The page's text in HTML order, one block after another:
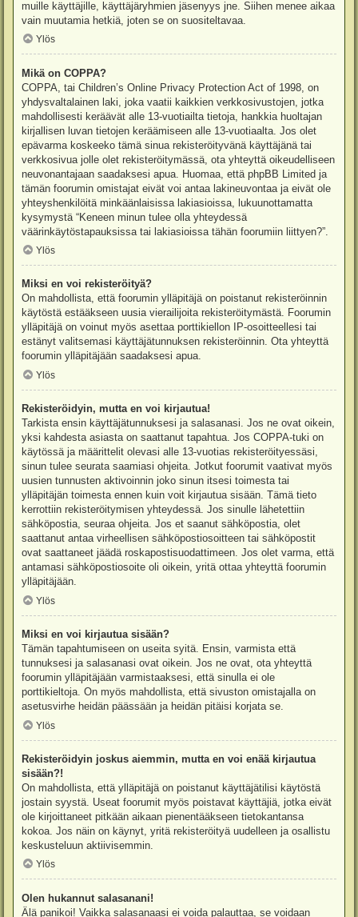
muille käyttäjille, käyttäjäryhmien jäsenyys jne. Siihen menee aikaa
vain muutamia hetkiä, joten se on suositeltavaa.
Ylös
Mikä on COPPA?
COPPA, tai Children’s Online Privacy Protection Act of 1998, on
yhdysvaltalainen laki, joka vaatii kaikkien verkkosivustojen, jotka
mahdollisesti keräävät alle 13-vuotiailta tietoja, hankkia huoltajan
kirjallisen luvan tietojen keräämiseen alle 13-vuotiaalta. Jos olet
epävarma koskeeko tämä sinua rekisteröityvänä käyttäjänä tai
verkkosivua jolle olet rekisteröitymässä, ota yhteyttä oikeudelliseen
neuvonantajaan saadaksesi apua. Huomaa, että phpBB Limited ja
tämän foorumin omistajat eivät voi antaa lakineuvontaa ja eivät ole
yhteyshenkilöitä minkäänlaisissa lakiasioissa, lukuunottamatta
kysymystä “Keneen minun tulee olla yhteydessä
väärinkäytöstapauksissa tai lakiasioissa tähän foorumiin liittyen?”.
Ylös
Miksi en voi rekisteröityä?
On mahdollista, että foorumin ylläpitäjä on poistanut rekisteröinnin
käytöstä estääkseen uusia vierailijoita rekisteröitymästä. Foorumin
ylläpitäjä on voinut myös asettaa porttikiellon IP-osoitteellesi tai
estänyt valitsemasi käyttäjätunnuksen rekisteröinnin. Ota yhteyttä
foorumin ylläpitäjään saadaksesi apua.
Ylös
Rekisteröidyin, mutta en voi kirjautua!
Tarkista ensin käyttäjätunnuksesi ja salasanasi. Jos ne ovat oikein,
yksi kahdesta asiasta on saattanut tapahtua. Jos COPPA-tuki on
käytössä ja määrittelit olevasi alle 13-vuotias rekisteröityessäsi,
sinun tulee seurata saamiasi ohjeita. Jotkut foorumit vaativat myös
uusien tunnusten aktivoinnin joko sinun itsesi toimesta tai
ylläpitäjän toimesta ennen kuin voit kirjautua sisään. Tämä tieto
kerrottiin rekisteröitymisen yhteydessä. Jos sinulle lähetettiin
sähköpostia, seuraa ohjeita. Jos et saanut sähköpostia, olet
saattanut antaa virheellisen sähköpostiosoitteen tai sähköpostit
ovat saattaneet jäädä roskapostisuodattimeen. Jos olet varma, että
antamasi sähköpostiosoite oli oikein, yritä ottaa yhteyttä foorumin
ylläpitäjään.
Ylös
Miksi en voi kirjautua sisään?
Tämän tapahtumiseen on useita syitä. Ensin, varmista että
tunnuksesi ja salasanasi ovat oikein. Jos ne ovat, ota yhteyttä
foorumin ylläpitäjään varmistaaksesi, että sinulla ei ole
porttikieltoja. On myös mahdollista, että sivuston omistajalla on
asetusvirhe heidän päässään ja heidän pitäisi korjata se.
Ylös
Rekisteröidyin joskus aiemmin, mutta en voi enää kirjautua
sisään?!
On mahdollista, että ylläpitäjä on poistanut käyttäjätilisi käytöstä
jostain syystä. Useat foorumit myös poistavat käyttäjiä, jotka eivät
ole kirjoittaneet pitkään aikaan pienentääkseen tietokantansa
kokoa. Jos näin on käynyt, yritä rekisteröityä uudelleen ja osallistu
keskusteluun aktiivisemmin.
Ylös
Olen hukannut salasanani!
Älä panikoi! Vaikka salasanaasi ei voida palauttaa, se voidaan